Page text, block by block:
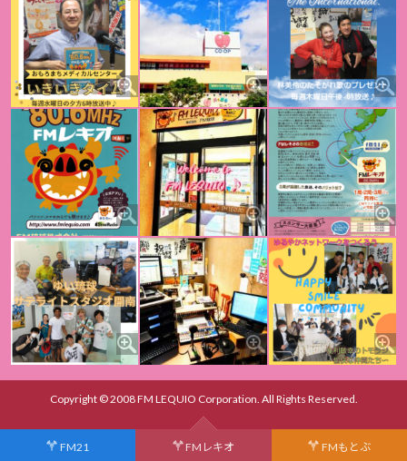
Copyright © 2008 FM LEQUIO Corporation. All Rights Reserved.
FM21 FMレキオ FMもとぶ